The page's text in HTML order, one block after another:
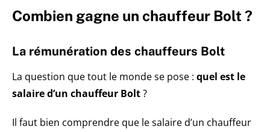
Combien gagne un chauffeur Bolt ?
La rémunération des chauffeurs Bolt
La question que tout le monde se pose : quel est le
salaire d’un chauffeur Bolt?
Il faut bien comprendre que le salaire d’un chauffeur